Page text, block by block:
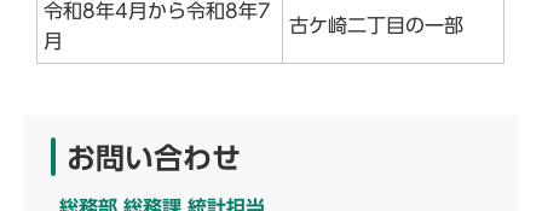
令和8年4月から令和8年7
月
古ケ崎二丁目の一部
お問い合わせ